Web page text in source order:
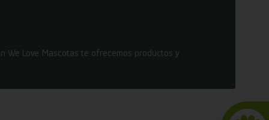
We Love Mascotas te ofrecemos productos y